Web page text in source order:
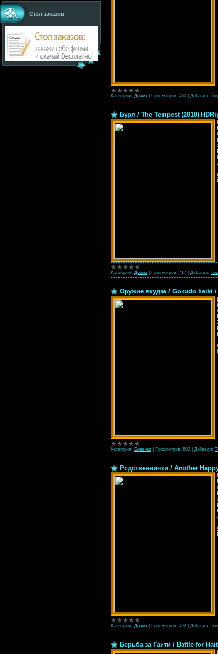
Стол заказов
Категория: Драма Просмотров: 430 Добавил:
Буря / The Tempest (2010)
Категория: Драма Просмотров: 417 Добавил:
Оружие якудза / Gokudo heiki /
Категория: Боевики Просмотров: 502 Добавил:
Родственнички / Another
Категория: Драма Просмотров: 492 Добавил:
Борьба за Гаити / Battle for